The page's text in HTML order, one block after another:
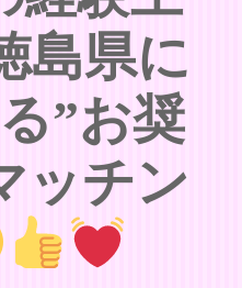
島県に
”お奨
ッチン